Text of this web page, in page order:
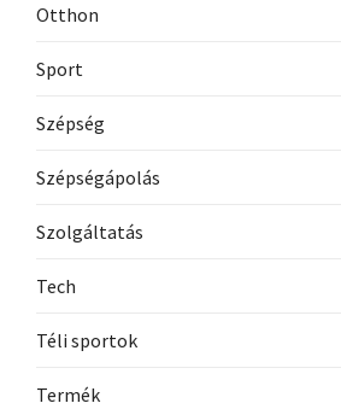
Otthon
Sport
Szépség
Szépségápolás
Szolgáltatás
Tech
Téli sportok
Termék